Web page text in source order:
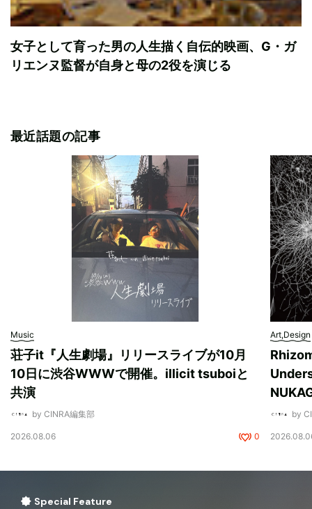
女子として育った男の人生描く自伝的映画、G・ガ
リエンヌ監督が自身と母の2役を演じる
最近話題の記事
Music
荘子it『人生劇場』リリースライブが10月
10日に渋谷WWWで開催。illicit tsuboiと
共演
by CINRA編集部
2026.08.06 0
Art,Design
by
Special Feature